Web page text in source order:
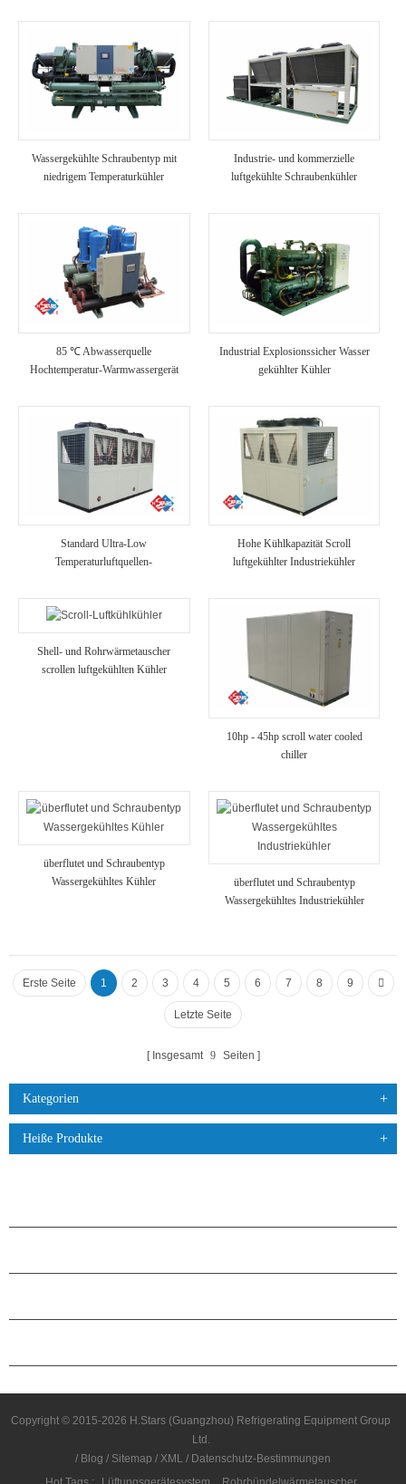
Wassergekühlte Schraubentyp mit
niedrigem Temperaturkühler
Industrie- und kommerzielle
luftgekühlte Schraubenkühler
85 ℃ Abwasserquelle
Hochtemperatur-Warmwassergerät
Industrial Explosionssicher Wasser
gekühlter Kühler
Standard Ultra-Low
Temperaturluftquellen-
Hohe Kühlkapazität Scroll
luftgekühlter Industriekühler
Shell- und Rohrwärmetauscher
scrollen luftgekühlten Kühler
10hp - 45hp scroll water cooled
chiller
überflutet und Schraubentyp
Wassergekühltes Kühler
überflutet und Schraubentyp
Wassergekühltes Industriekühler
Erste Seite 1 2 3 4 5 6 7 8 9
Letzte Seite
Insgesamt 9 Seiten
Kategorien
Heiße Produkte
Copyright © 2015-2026 H.Stars (Guangzhou) Refrigerating Equipment Group
Ltd.
/ Blog / Sitemap / XML / Datenschutz-Bestimmungen